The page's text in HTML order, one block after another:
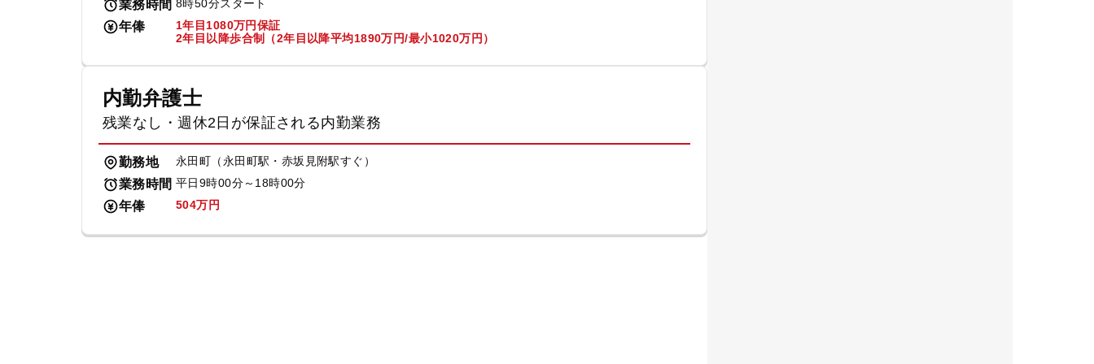
業務時間 8時50分スタート
年俸
1年目1080万円保証
2年目以降歩合制（2年目以降平均1890万円/最小1020万円）
内勤弁護士
残業なし・週休2日が保証される内勤業務
勤務地 永田町（永田町駅・赤坂見附駅すぐ）
業務時間 平日9時00分～18時00分
年俸 504万円